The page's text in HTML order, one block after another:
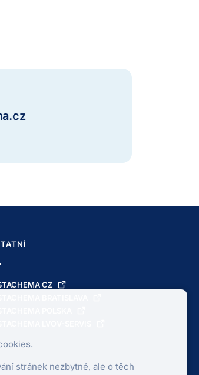
CZ
stránek nezbytné, ale o těch